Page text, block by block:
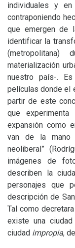
individuales y
contraponiendo
que emergen de
identificar la
(metropolitana)
materialización
nuestro país-.
películas donde el
partir de este
que
expansión como
van de la mano
neoliberal”
imágenes de
describen la
personajes que
descripción de
Tal como
existe una ciudad
ciudad impropia,